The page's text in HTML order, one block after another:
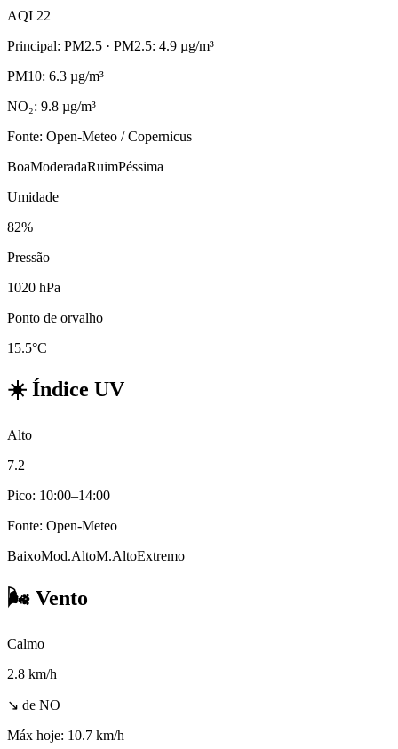
AQI 22
Principal: PM2.5 · PM2.5: 4.9 µg/m³
PM10: 6.3 µg/m³
NO₂: 9.8 µg/m³
Fonte: Open-Meteo / Copernicus
BoaModeradaRuimPéssima
Umidade
82%
Pressão
1020 hPa
Ponto de orvalho
15.5°C
☀️ Índice UV
Alto
7.2
Pico: 10:00–14:00
Fonte: Open-Meteo
BaixoMod.AltoM.AltoExtremo
🌬️ Vento
Calmo
2.8 km/h
↘ de NO
Máx hoje: 10.7 km/h